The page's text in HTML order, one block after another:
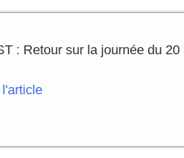
: Retour sur la journée du 20